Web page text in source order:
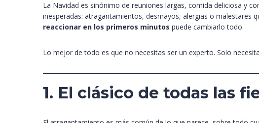
La Navidad es sinónimo de reuniones largas, comida deliciosa y
inesperadas: atragantamientos, desmayos, alergias o malestares
reaccionar en los primeros minutos puede cambiarlo todo.
Lo mejor de todo es que no necesitas ser un experto. Solo
1. El clásico de todas las